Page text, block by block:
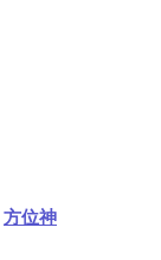
方位神